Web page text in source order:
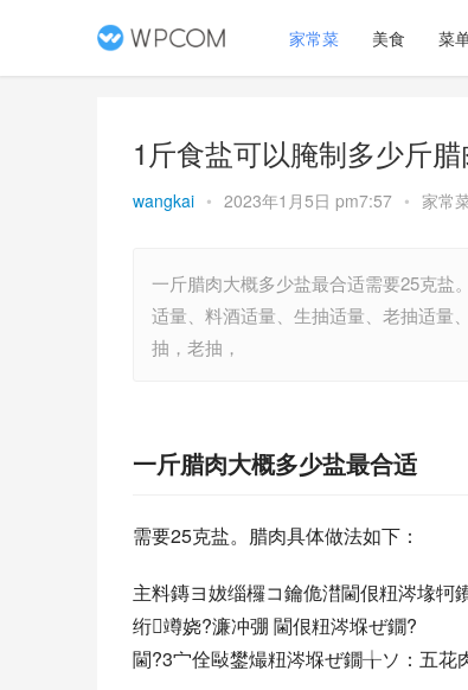
家常菜 美食 菜
1斤食盐可以腌制多少斤
wangkai • 2023年1月5日 pm7:57 • 家常
一斤腊肉大概多少盐最合适需要25克盐
适量、料酒适量、生抽适量、老抽适量
抽，老抽，
一斤腊肉大概多少盐最合适
需要25克盐。腊肉具体做法如下：
主料鏄ヨ妭缁欏コ鑰佹澘閫佷粈涔堟
绗竴娆?濂冲弸 閫佷粈涔堢ぜ鐗?
閫?3宀佺敺鐢熶粈涔堢ぜ鐗╁ソ：五花